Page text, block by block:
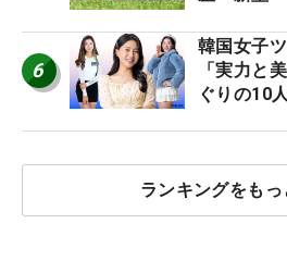
6
韓国女子
「実力と
ぐりの10
ランキングをもっ